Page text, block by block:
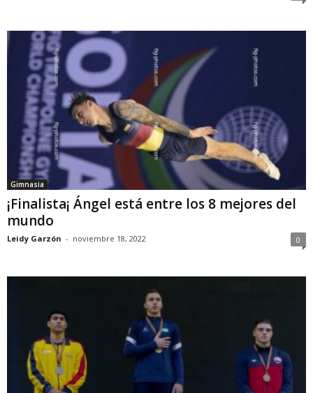
Gimnasia
¡Finalista¡ Ángel está entre los 8 mejores del
mundo
Leidy Garzón - noviembre 18, 2022 0